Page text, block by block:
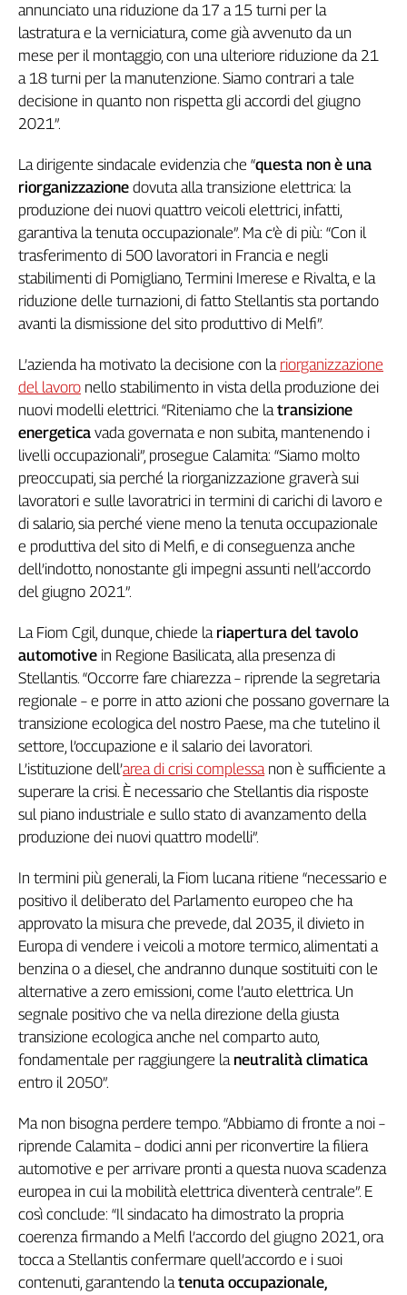
Work
in
Progress
L'Italia
nel
Lavoro
Territori
Abruzzo-
Molise
Alto
Adige
Basilicata
Calabria
Campania
Emilia-
Venezia
Giulia
Lazio
Liguria
Lombardia
Marche
Piemonte
Puglia
Sardegna
Sicilia
Toscana
Trentino
Umbria
Valle
D'Aosta
Veneto
Archivio
Storico
1955-
2014
Cerca
Contatti
La
redazione
Newsletter
Social
annunciato una riduzione da 17 a 15 turni per la
lastratura e la verniciatura, come già avvenuto da un
mese per il montaggio, con una ulteriore riduzione da 21
a 18 turni per la manutenzione. Siamo contrari a tale
decisione in quanto non rispetta gli accordi del giugno
2021”.
La dirigente sindacale evidenzia che “questa non è una
riorganizzazione dovuta alla transizione elettrica: la
produzione dei nuovi quattro veicoli elettrici, infatti,
garantiva la tenuta occupazionale”. Ma c’è di più: “Con il
trasferimento di 500 lavoratori in Francia e negli
stabilimenti di Pomigliano, Termini Imerese e Rivalta, e la
riduzione delle turnazioni, di fatto Stellantis sta portando
avanti la dismissione del sito produttivo di Melfi”.
L’azienda ha motivato la decisione con la riorganizzazione
del lavoro nello stabilimento in vista della produzione dei
nuovi modelli elettrici. “Riteniamo che latransizione
energetica vada governata e non subita, mantenendo i
livelli occupazionali”, prosegue Calamita: “Siamo molto
preoccupati, sia perché la riorganizzazione graverà sui
lavoratori e sulle lavoratrici in termini di carichi di lavoro e
di salario, sia perché viene meno la tenuta occupazionale
e produttiva del sito di Melfi, e di conseguenza anche
dell’indotto, nonostante gli impegni assunti nell’accordo
del giugno 2021”.
La Fiom Cgil, dunque, chiede la riapertura del tavolo
automotive in Regione Basilicata, alla presenza di
Stellantis. “Occorre fare chiarezza – riprende la segretaria
regionale – e porre in atto azioni che possano governare la
transizione ecologica del nostro Paese, ma che tutelino il
settore, l’occupazione e il salario dei lavoratori.
L’istituzione dell’area di crisi complessanon è sufficiente a
superare la crisi. È necessario che Stellantis dia risposte
sul piano industriale e sullo stato di avanzamento della
produzione dei nuovi quattro modelli”.
In termini più generali, la Fiom lucana ritiene “necessario e
positivo il deliberato del Parlamento europeo che ha
approvato la misura che prevede, dal 2035, il divieto in
Europa di vendere i veicoli a motore termico, alimentati a
benzina o a diesel, che andranno dunque sostituiti con le
alternative a zero emissioni, come l’auto elettrica. Un
segnale positivo che va nella direzione della giusta
transizione ecologica anche nel comparto auto,
fondamentale per raggiungere la neutralità climatica
entro il 2050”.
Ma non bisogna perdere tempo. “Abbiamo di fronte a noi –
riprende Calamita – dodici anni per riconvertire la filiera
automotive e per arrivare pronti a questa nuova scadenza
europea in cui la mobilità elettrica diventerà centrale”. E
così conclude: “Il sindacato ha dimostrato la propria
coerenza firmando a Melfi l’accordo del giugno 2021, ora
tocca a Stellantis confermare quell’accordo e i suoi
contenuti, garantendo latenuta occupazionale,